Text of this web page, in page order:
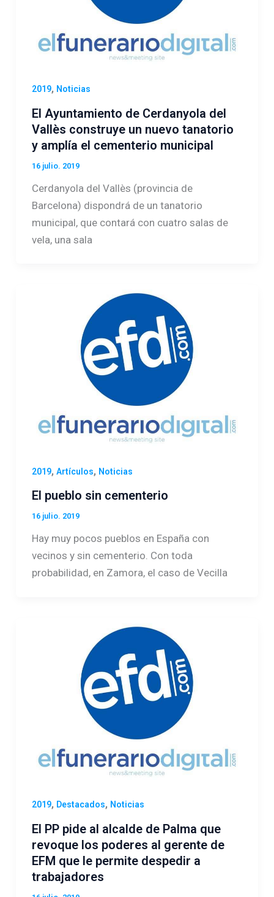
2019, Noticias
El Ayuntamiento de Cerdanyola del
Vallès construye un nuevo tanatorio
y amplía el cementerio municipal
16 julio. 2019
Cerdanyola del Vallès (provincia de
Barcelona) dispondrá de un tanatorio
municipal, que contará con cuatro salas de
vela, una sala
2019, Artículos, Noticias
El pueblo sin cementerio
16 julio. 2019
Hay muy pocos pueblos en España con
vecinos y sin cementerio. Con toda
probabilidad, en Zamora, el caso de Vecilla
2019, Destacados, Noticias
El PP pide al alcalde de Palma que
revoque los poderes al gerente de
EFM que le permite despedir a
trabajadores